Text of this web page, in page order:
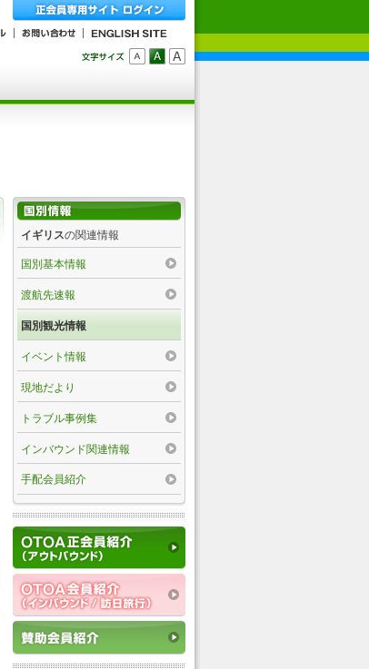
イギリスの関連情報
国別基本情報
渡航先速報
国別観光情報
イベント情報
現地だより
トラブル事例集
インバウンド関連情報
手配会員紹介